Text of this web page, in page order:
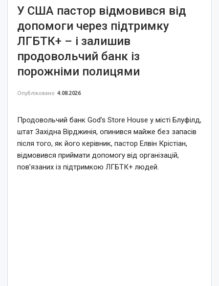
У США пастор відмовився від
допомоги через підтримку
ЛГБТК+ – і залишив
продовольчий банк із
порожніми полицями
Опубліковано 4.08.2026
Продовольчий банк God’s Store House у місті Блуфілд,
штат Західна Вірджинія, опинився майже без запасів
після того, як його керівник, пастор Елвін Крістіан,
відмовився приймати допомогу від організацій,
пов’язаних із підтримкою ЛГБТК+ людей.